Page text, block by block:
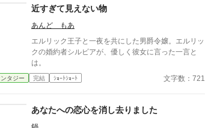
れなのに、私と別れたくないなんて信じられない 世
迷言を言ってくる夫。 だめだめ、信用できないから
ね～。 さようなら。 ＊＊＊＊＊＊*.✿..✿.*＊＊＊＊＊
＊ ◇｜日比野滉星《ひびのこうせい》32才 会
社員 ◇ 日比野ひまり 32才 ◇ 石田唯 29
才 滉星の同僚 ◇新堂冬也
完結 25649字
近すぎて見えない物
あんど もあ
エルリック王子と一夜を共にした男爵令嬢。エルリッ
クの婚約者シルビアが、優しく彼女に言った一言と
は。
タジー 完結 ｼｮｰﾄｼｮｰﾄ 文字数：721
あなたへの恋心を消し去りました